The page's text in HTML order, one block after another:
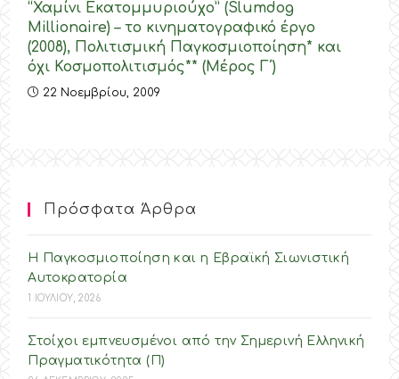
“Χαμίνι Εκατομμυριούχο” (Slumdog
Millionaire) – το κινηματογραφικό έργο
(2008), Πολιτισμική Παγκοσμιοποίηση* και
όχι Κοσμοπολιτισμός** (Μέρος Γ΄)
22 Νοεμβρίου, 2009
Πρόσφατα Άρθρα
Η Παγκοσμιοποίηση και η Εβραϊκή Σιωνιστική
Αυτοκρατορία
1 ΙΟΥΛΙΟΥ, 2026
Στοίχοι εμπνευσμένοι από την Σημερινή Ελληνική
Πραγματικότητα (Π)